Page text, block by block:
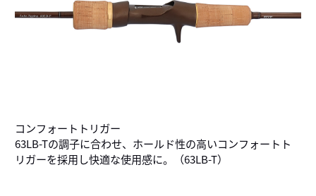
コンフォートトリガー
63LB-Tの調子に合わせ、ホールド性の高いコンフォートト
リガーを採用し快適な使用感に。（63LB-T）